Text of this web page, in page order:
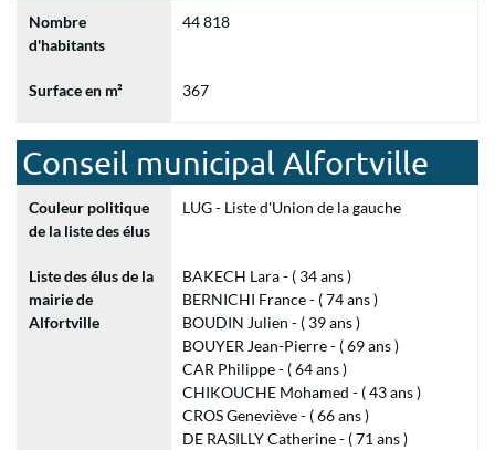
Nombre
d'habitants
44 818
Surface en m² 367
Conseil municipal Alfortville
Couleur politique
de la liste des élus
LUG - Liste d'Union de la gauche
Liste des élus de la
mairie de
Alfortville
BAKECH Lara - ( 34 ans )
BERNICHI France - ( 74 ans )
BOUDIN Julien - ( 39 ans )
BOUYER Jean-Pierre - ( 69 ans )
CAR Philippe - ( 64 ans )
CHIKOUCHE Mohamed - ( 43 ans )
CROS Geneviève - ( 66 ans )
DE RASILLY Catherine - ( 71 ans )